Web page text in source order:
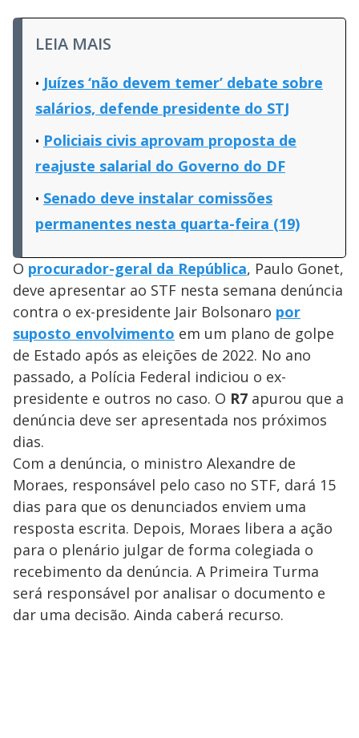
LEIA MAIS
Juízes ‘não devem temer’ debate sobre
salários, defende presidente do STJ
Policiais civis aprovam proposta de
reajuste salarial do Governo do DF
Senado deve instalar comissões
permanentes nesta quarta-feira (19)
O procurador-geral da República, Paulo Gonet,
deve apresentar ao STF nesta semana denúncia
contra o ex-presidente Jair Bolsonaro por
suposto envolvimento em um plano de golpe
de Estado após as eleições de 2022. No ano
passado, a Polícia Federal indiciou o ex-
presidente e outros no caso. O R7 apurou que a
denúncia deve ser apresentada nos próximos
dias.
Com a denúncia, o ministro Alexandre de
Moraes, responsável pelo caso no STF, dará 15
dias para que os denunciados enviem uma
resposta escrita. Depois, Moraes libera a ação
para o plenário julgar de forma colegiada o
recebimento da denúncia. A Primeira Turma
será responsável por analisar o documento e
dar uma decisão. Ainda caberá recurso.